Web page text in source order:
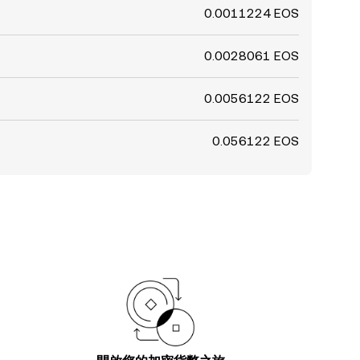
0.0011224 EOS
0.0028061 EOS
0.0056122 EOS
0.056122 EOS